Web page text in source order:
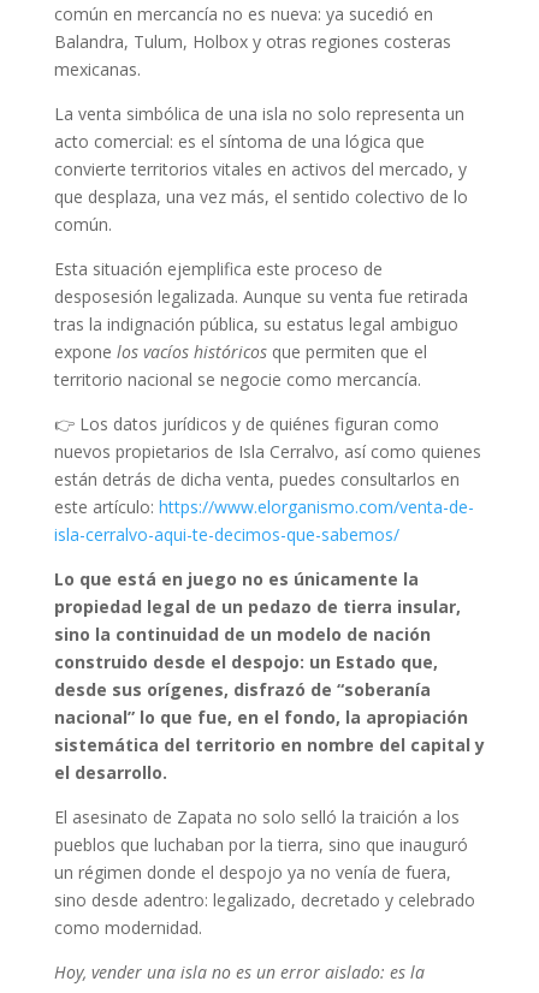
común en mercancía no es nueva: ya sucedió en
Balandra, Tulum, Holbox y otras regiones costeras
mexicanas.
La venta simbólica de una isla no solo representa un
acto comercial: es el síntoma de una lógica que
convierte territorios vitales en activos del mercado, y
que desplaza, una vez más, el sentido colectivo de lo
común.
Esta situación ejemplifica este proceso de
desposesión legalizada. Aunque su venta fue retirada
tras la indignación pública, su estatus legal ambiguo
expone los vacíos históricosque permiten que el
territorio nacional se negocie como mercancía.
👉 Los datos jurídicos y de quiénes figuran como
nuevos propietarios de Isla Cerralvo, así como quienes
están detrás de dicha venta, puedes consultarlos en
este artículo: https://www.elorganismo.com/venta-de-
isla-cerralvo-aqui-te-decimos-que-sabemos/
Lo que está en juego no es únicamente la
propiedad legal de un pedazo de tierra insular,
sino la continuidad de un modelo de nación
construido desde el despojo: un Estado que,
desde sus orígenes, disfrazó de “soberanía
nacional” lo que fue, en el fondo, la apropiación
sistemática del territorio en nombre del capital y
el desarrollo.
El asesinato de Zapata no solo selló la traición a los
pueblos que luchaban por la tierra, sino que inauguró
un régimen donde el despojo ya no venía de fuera,
sino desde adentro: legalizado, decretado y celebrado
como modernidad.
Hoy, vender una isla no es un error aislado: es la